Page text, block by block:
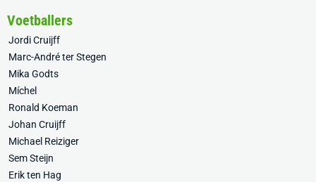
Voetballers
Jordi Cruijff
Marc-André ter Stegen
Mika Godts
Míchel
Ronald Koeman
Johan Cruijff
Michael Reiziger
Sem Steijn
Erik ten Hag